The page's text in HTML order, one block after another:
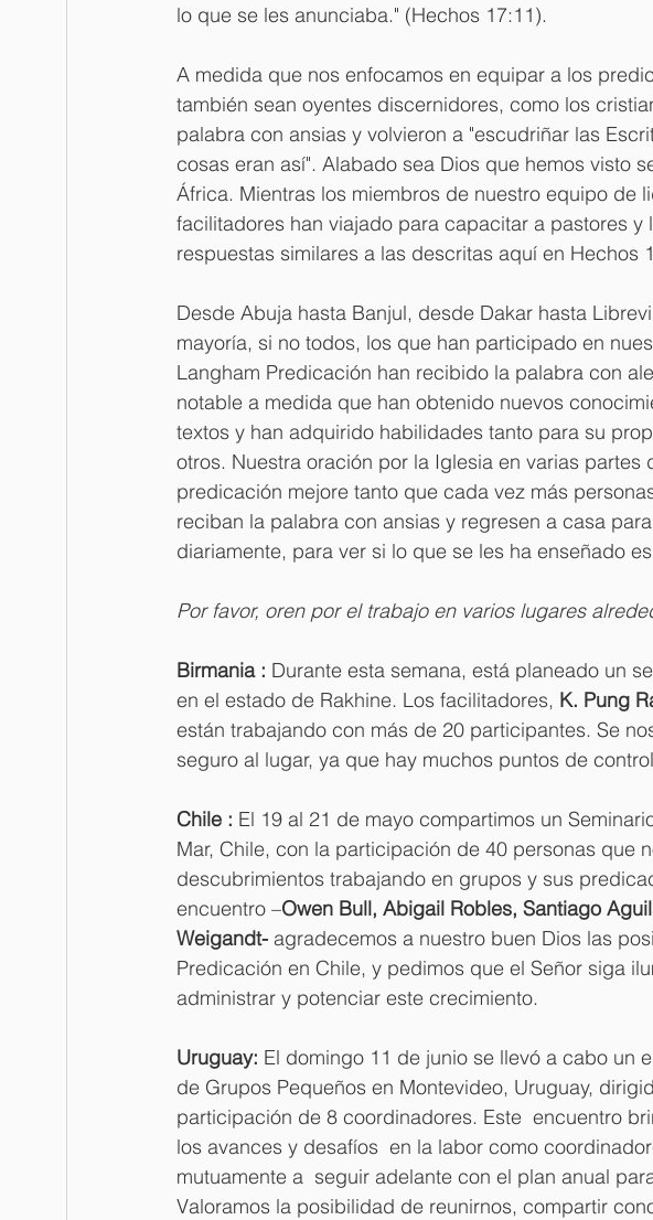
lo que se les anunciaba." (Hechos 17:11).
A medida que nos enfocamos en equipar a los
también sean oyentes discernidores, como los
palabra con ansias y volvieron a "escudriñar las
cosas eran así". Alabado sea Dios que hemos visto
África. Mientras los miembros de nuestro equipo de
facilitadores han viajado para capacitar a pastores
respuestas similares a las descritas aquí en Hechos
Desde Abuja hasta Banjul, desde Dakar hasta
mayoría, si no todos, los que han participado en
Langham Predicación han recibido la palabra con
notable a medida que han obtenido nuevos
textos y han adquirido habilidades tanto para su
otros. Nuestra oración por la Iglesia en varias
predicación mejore tanto que cada vez más
reciban la palabra con ansias y regresen a casa
diariamente, para ver si lo que se les ha enseñado
Por favor, oren por el trabajo en varios lugares
Birmania : Durante esta semana, está planeado un
en el estado de Rakhine. Los facilitadores, K. Pung
están trabajando con más de 20 participantes. Se
seguro al lugar, ya que hay muchos puntos de
Chile : El 19 al 21 de mayo compartimos un
Mar, Chile, con la participación de 40 personas que
descubrimientos trabajando en grupos y sus
encuentro –Owen Bull, Abigail Robles, Santiago
Weigandt- agradecemos a nuestro buen Dios las
Predicación en Chile, y pedimos que el Señor siga
administrar y potenciar este crecimiento.
Uruguay: El domingo 11 de junio se llevó a cabo un
de Grupos Pequeños en Montevideo, Uruguay,
participación de 8 coordinadores. Este  encuentro
los avances y desafíos  en la labor como
mutuamente a  seguir adelante con el plan anual
Valoramos la posibilidad de reunirnos, compartir